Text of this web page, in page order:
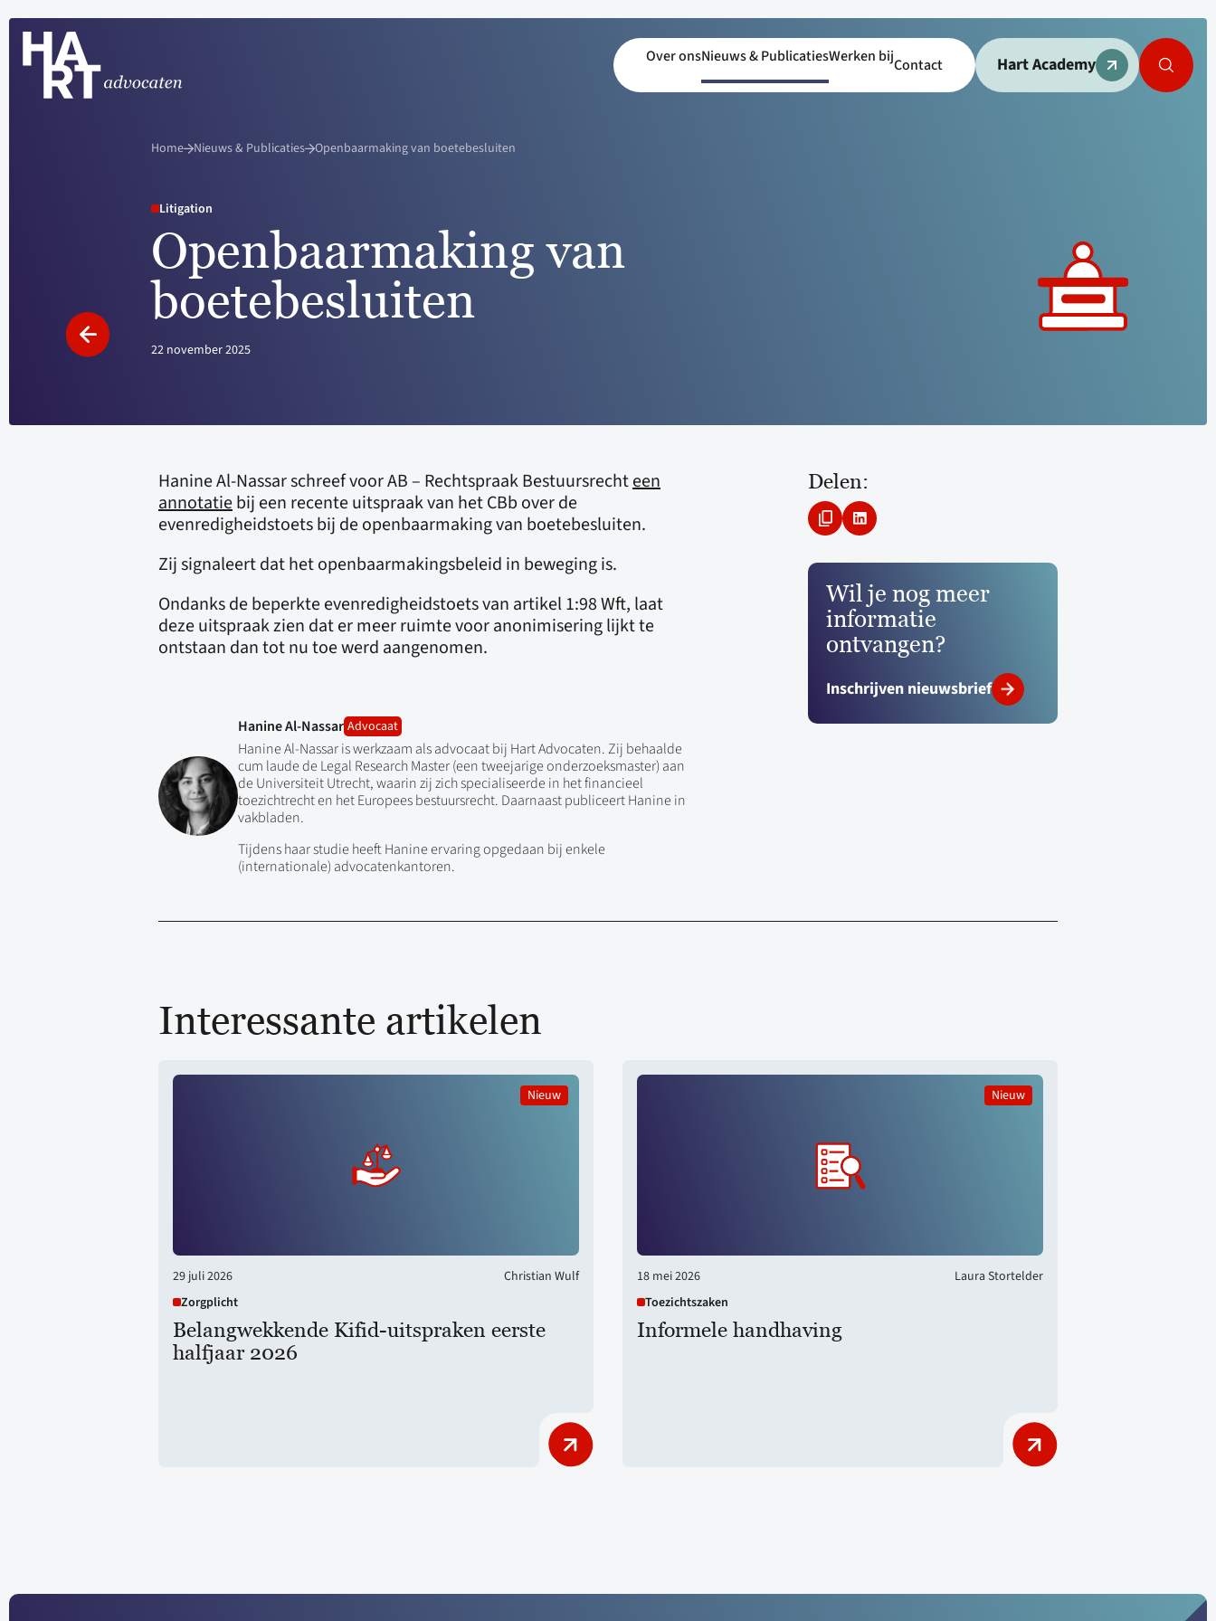
Over onsNieuws & PublicatiesWerken bijContact Hart Academy
Home Nieuws & Publicaties Openbaarmaking van boetebesluiten
Litigation
Openbaarmaking van
boetebesluiten
22 november 2025
Hanine Al-Nassar schreef voor AB – Rechtspraak Bestuursrechteen
annotatiebij een recente uitspraak van het CBb over de
evenredigheidstoets bij de openbaarmaking van boetebesluiten.
Zij signaleert dat het openbaarmakingsbeleid in beweging is.
Ondanks de beperkte evenredigheidstoets van artikel 1:98 Wft, laat
deze uitspraak zien dat er meer ruimte voor anonimisering lijkt te
ontstaan dan tot nu toe werd aangenomen.
Hanine Al-Nassar Advocaat
Hanine Al-Nassar is werkzaam als advocaat bij Hart Advocaten. Zij behaalde
cum laude de Legal Research Master (een tweejarige onderzoeksmaster) aan
de Universiteit Utrecht, waarin zij zich specialiseerde in het financieel
toezichtrecht en het Europees bestuursrecht. Daarnaast publiceert Hanine in
vakbladen.
Tijdens haar studie heeft Hanine ervaring opgedaan bij enkele
(internationale) advocatenkantoren.
Delen:
Wil je nog meer
informatie
ontvangen?
Inschrijven nieuwsbrief
Interessante artikelen
Nieuw
29 juli 2026
Christian Wulf
Zorgplicht
Belangwekkende Kifid-uitspraken eerste
halfjaar 2026
Nieuw
18 mei 2026
Laura Stortelder
Toezichtszaken
Informele handhaving